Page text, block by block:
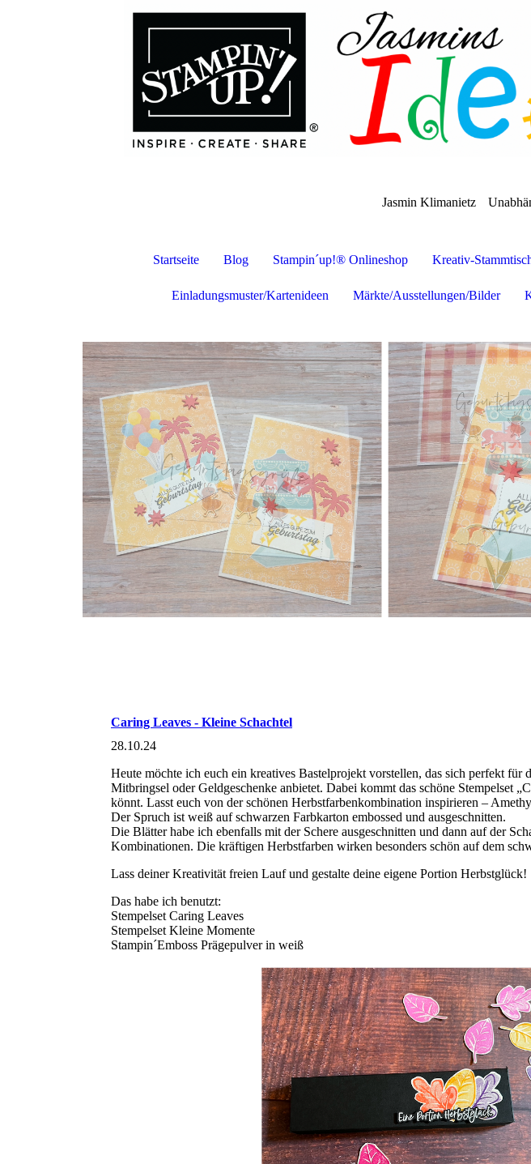
Jasmin Klimanietz
Startseite Blog Stampin´up!® Onlineshop Kreativ-
Einladungsmuster/Kartenideen Märkte/Ausstellungen/Bilder
Caring Leaves - Kleine Schachtel
28.10.24
Heute möchte ich euch ein kreatives Bastelprojekt vorstellen, das sich perfekt
Mitbringsel oder Geldgeschenke anbietet. Dabei kommt das schöne Stempelset
könnt. Lasst euch von der schönen Herbstfarbenkombination inspirieren –
Der Spruch ist weiß auf schwarzen Farbkarton embossed und ausgeschnitten.
Die Blätter habe ich ebenfalls mit der Schere ausgeschnitten und dann auf der
Kombinationen. Die kräftigen Herbstfarben wirken besonders schön auf dem
Lass deiner Kreativität freien Lauf und gestalte deine eigene Portion Herbstglück!
Das habe ich benutzt:
Stempelset Caring Leaves
Stempelset Kleine Momente
Stampin´Emboss Prägepulver in weiß